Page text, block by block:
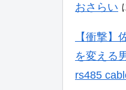
おさらい
【衝撃】
を変える
rs485